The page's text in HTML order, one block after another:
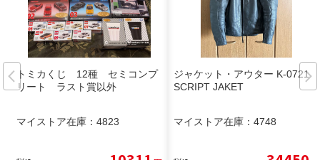
トミカくじ 12種 セミコンプ
リート ラスト賞以外
マイストア在庫： 4823
ジャケット・アウター K-0721Z
SCRIPT JAKET
マイストア在庫： 4748